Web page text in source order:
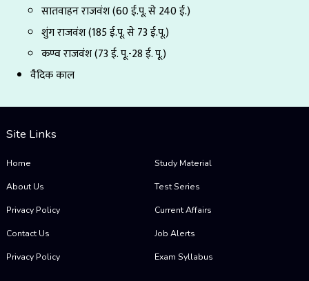
सातवाहन राजवंश (60 ई.पू. से 240 ई.)
शुंग राजवंश (185 ई.पू. से 73 ई.पू.)
कण्व राजवंश (73 ई. पू.-28 ई. पू.)
वैदिक काल
Site Links
Home
About Us
Privacy Policy
Contact Us
Privacy Policy
Study Material
Test Series
Current Affairs
Job Alerts
Exam Syllabus